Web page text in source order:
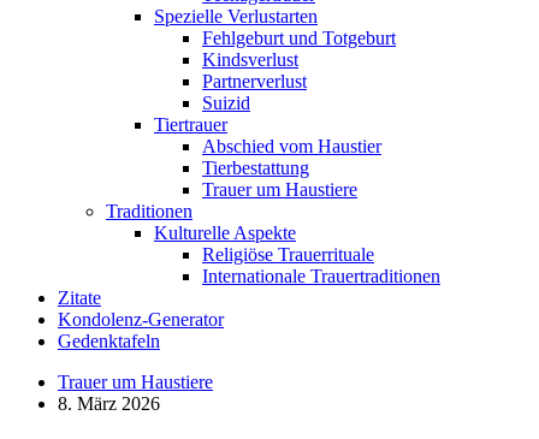
Spezielle Verlustarten
Fehlgeburt und Totgeburt
Kindsverlust
Partnerverlust
Suizid
Tiertrauer
Abschied vom Haustier
Tierbestattung
Trauer um Haustiere
Traditionen
Kulturelle Aspekte
Religiöse Trauerrituale
Internationale Trauertraditionen
Zitate
Kondolenz-Generator
Gedenktafeln
Trauer um Haustiere
8. März 2026